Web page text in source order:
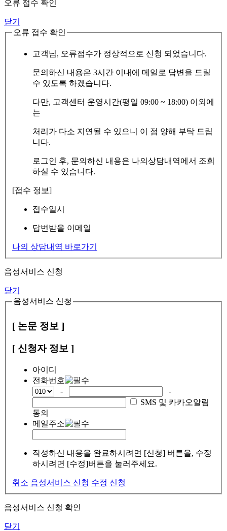
오류 접수 확인
닫기
오류 접수 확인
고객님, 오류접수가 정상적으로 신청 되었습니다.
문의하신 내용은 3시간 이내에 메일로 답변을 드릴
수 있도록 하겠습니다.
다만, 고객센터 운영시간(평일 09:00 ~ 18:00) 이외에
는
처리가 다소 지연될 수 있으니 이 점 양해 부탁 드립
니다.
로그인 후, 문의하신 내용은 나의상담내역에서 조회
하실 수 있습니다.
[접수 정보]
접수일시
답변받을 이메일
나의 상담내역 바로가기
음성서비스 신청
닫기
음성서비스 신청
[ 논문 정보 ]
[ 신청자 정보 ]
아이디
전화번호
-
-
SMS 및 카카오알림
동의
메일주소
작성하신 내용을 완료하시려면 [신청] 버튼을, 수정
하시려면 [수정]버튼을 눌러주세요.
취소 음성서비스 신청 수정 신청
음성서비스 신청 확인
닫기